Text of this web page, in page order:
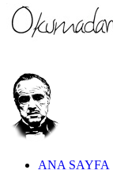
ANA SAYFA